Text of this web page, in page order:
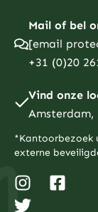
Mail of bel
[email
+31 (0)20
Vind onze
Amsterdam,
*Kantoorbezoek
externe
n
s
a
w
i